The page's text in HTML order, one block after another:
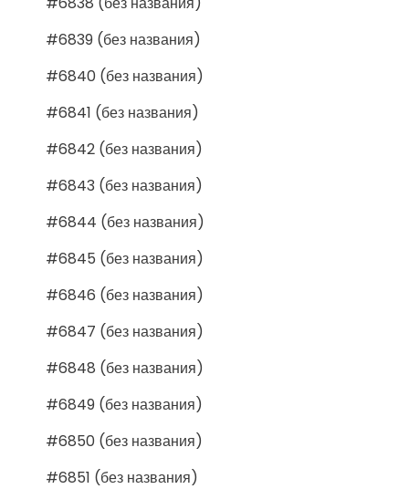
#6839 (без названия)
#6840 (без названия)
#6841 (без названия)
#6842 (без названия)
#6843 (без названия)
#6844 (без названия)
#6845 (без названия)
#6846 (без названия)
#6847 (без названия)
#6848 (без названия)
#6849 (без названия)
#6850 (без названия)
#6851 (без названия)